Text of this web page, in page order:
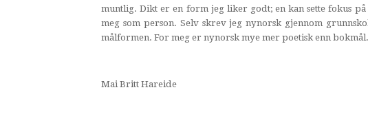
muntlig. Dikt er en form jeg liker godt; en kan sette fokus
meg som person. Selv skrev jeg nynorsk gjennom
målformen. For meg er nynorsk mye mer poetisk enn bokmål.
Mai Britt Hareide